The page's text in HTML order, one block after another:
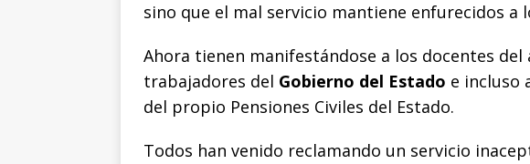
sino que el mal servicio mantiene enfurecidos a
Ahora tienen manifestándose a los docentes
trabajadores del Gobierno del Estado e incluso
del propio Pensiones Civiles del Estado.
Todos han venido reclamando un servicio